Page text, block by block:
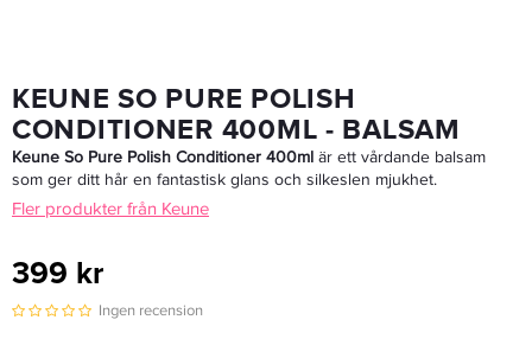
KEUNE SO PURE POLISH
CONDITIONER 400ML - BALSAM
Keune So Pure Polish Conditioner 400ml är ett vårdande balsam
som ger ditt hår en fantastisk glans och silkeslen mjukhet.
Fler produkter från Keune
399 kr
Ingen recension